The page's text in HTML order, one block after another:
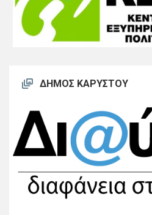
ΔΉΜΟΣ ΚΑΡΎΣΤΟΥ